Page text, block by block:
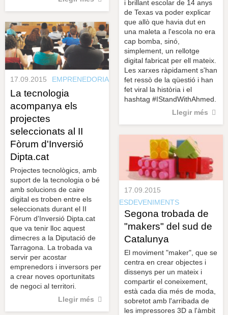
i brillant escolar de 14 anys
de Texas va poder explicar
que allò que havia dut en
una maleta a l'escola no era
cap bomba, sinó,
simplement, un rellotge
digital fabricat per ell mateix.
Les xarxes ràpidament s'han
fet ressò de la qüestió i han
fet viral la història i el
hashtag #IStandWithAhmed.
Llegir més
17.09.2015 EMPRENEDORIA
La tecnologia
acompanya els
projectes
seleccionats al II
Fòrum d'Inversió
Dipta.cat
Projectes tecnològics, amb
suport de la tecnologia o bé
amb solucions de caire
digital es troben entre els
seleccionats durant el II
Fòrum d'Inversió Dipta.cat
que va tenir lloc aquest
dimecres a la Diputació de
Tarragona. La trobada va
servir per acostar
emprenedors i inversors per
a crear noves oportunitats
de negoci al territori.
Llegir més
17.09.2015
ESDEVENIMENTS
Segona trobada de
"makers" del sud de
Catalunya
El moviment "maker", que se
centra en crear objectes i
dissenys per un mateix i
compartir el coneixement,
està cada dia més de moda,
sobretot amb l'arribada de
les impressores 3D a l'àmbit